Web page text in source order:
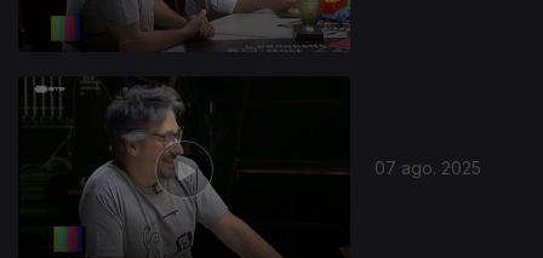
07 ago. 2025